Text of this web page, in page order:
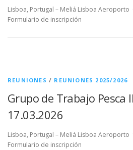
Lisboa, Portugal – Meliá Lisboa Aeroporto
Formulario de inscripción
REUNIONES / REUNIONES 2025/2026
Grupo de Trabajo Pesca
17.03.2026
Lisboa, Portugal – Meliá Lisboa Aeroporto
Formulario de inscripción